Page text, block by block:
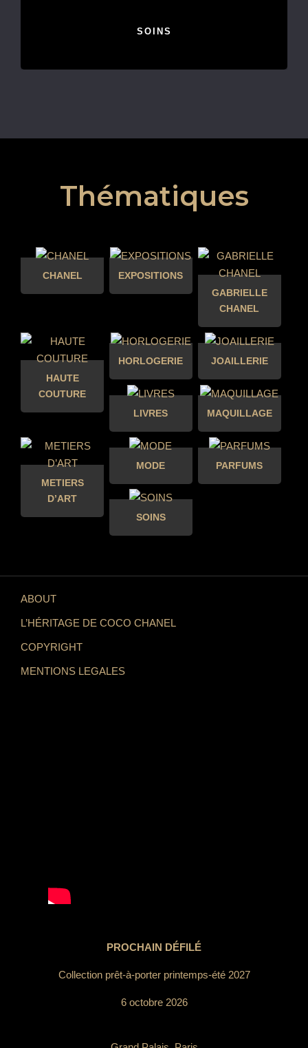
SOINS
Thématiques
CHANEL
EXPOSITIONS
GABRIELLE
CHANEL
HAUTE
COUTURE
HORLOGERIE JOAILLERIE
LIVRES MAQUILLAGE
METIERS
D’ART
MODE PARFUMS
SOINS
ABOUT
L’HÉRITAGE DE COCO CHANEL
COPYRIGHT
MENTIONS LEGALES
PROCHAIN DÉFILÉ
Collection prêt-à-porter printemps-été 2027
6 octobre 2026